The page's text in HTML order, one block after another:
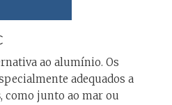
ao alumínio. Os
adequados a
, como junto ao mar ou